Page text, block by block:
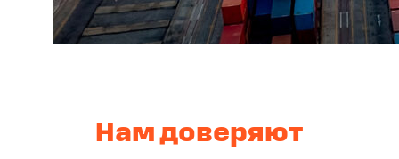
Нам доверяют